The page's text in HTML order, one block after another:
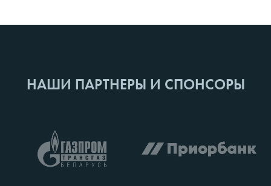
НАШИ ПАРТНЕРЫ И СПОНСОРЫ